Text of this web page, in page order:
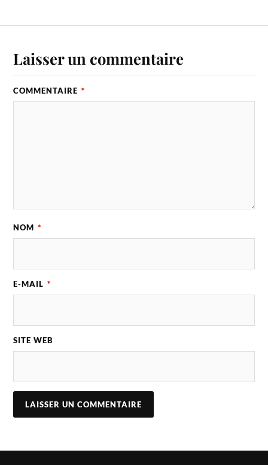
Laisser un commentaire
COMMENTAIRE *
NOM *
E-MAIL *
SITE WEB